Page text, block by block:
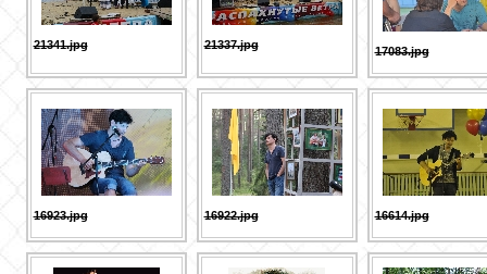
21341.jpg 21337.jpg 17083.jpg
16923.jpg 16922.jpg 16614.jpg